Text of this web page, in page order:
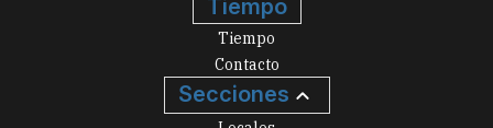
Tiempo
Tiempo
Contacto
Secciones